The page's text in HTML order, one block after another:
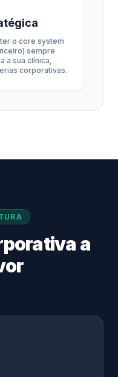
o core system
sempre
a sua clínica,
corporativas.
a